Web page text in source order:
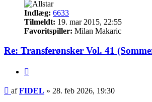
Indlæg: 6633
Tilmeldt: 19. mar 2015, 22:55
Favoritspiller: Milan Makaric
Re: Transferønsker Vol. 41
Indlæg
afFIDEL » 28. feb 2026, 19:30